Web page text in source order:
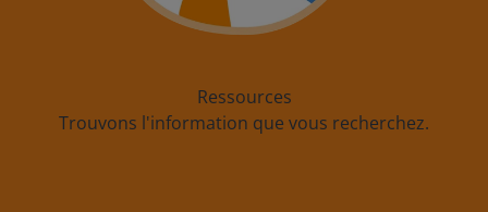
Ressources
Trouvons l'information que vous recherchez.